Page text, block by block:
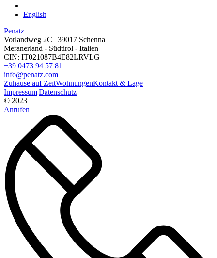
|
English
Penatz
Vorlandweg 2C | 39017 Schenna
Meranerland - Südtirol - Italien
CIN: IT021087B4E82LRVLG
+39 0473 94 57 81
info@penatz.com
Zuhause auf ZeitWohnungenKontakt & Lage
Impressum|Datenschutz
© 2023
Anrufen